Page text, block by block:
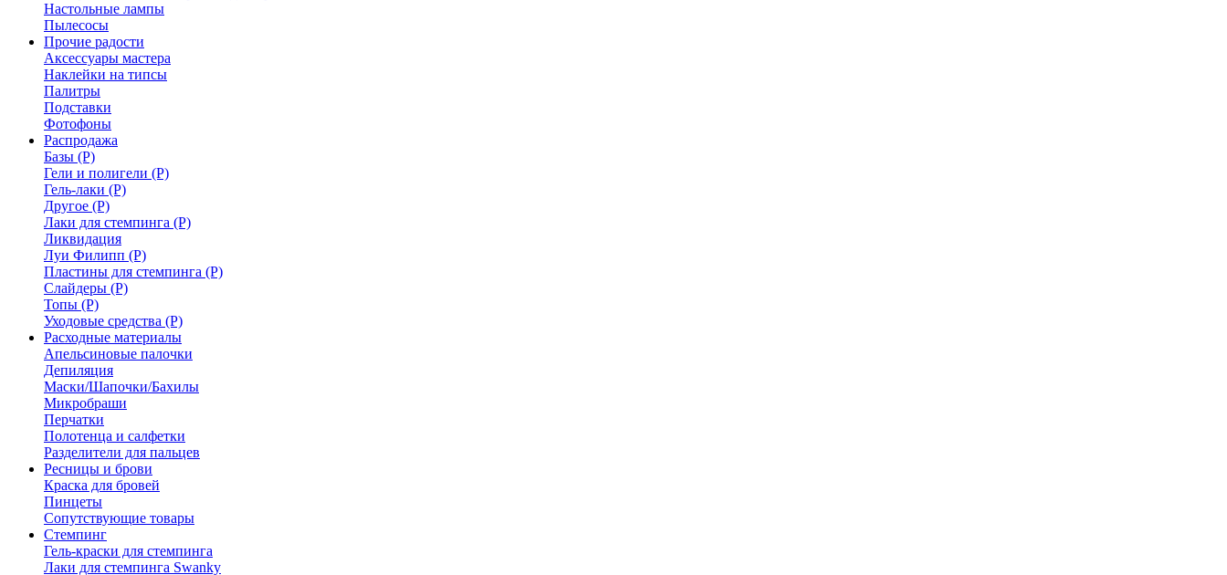
Настольные лампы
Пылесосы
Прочие радости
Аксессуары мастера
Наклейки на типсы
Палитры
Подставки
Фотофоны
Распродажа
Базы (Р)
Гели и полигели (Р)
Гель-лаки (Р)
Другое (Р)
Лаки для стемпинга (Р)
Ликвидация
Луи Филипп (Р)
Пластины для стемпинга (Р)
Слайдеры (Р)
Топы (Р)
Уходовые средства (Р)
Расходные материалы
Апельсиновые палочки
Депиляция
Маски/Шапочки/Бахилы
Микробраши
Перчатки
Полотенца и салфетки
Разделители для пальцев
Ресницы и брови
Краска для бровей
Пинцеты
Сопутствующие товары
Стемпинг
Гель-краски для стемпинга
Лаки для стемпинга Swanky